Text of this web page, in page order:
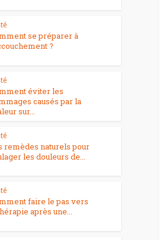
se préparer à
?
éviter les
causés par la
sur...
remèdes naturels pour
les douleurs de...
faire le pas vers
après une...